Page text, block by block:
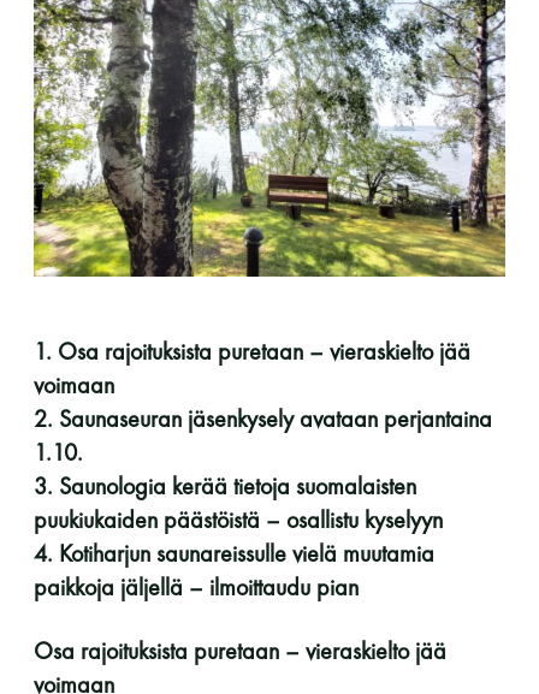
myös helatorstaina
-Naisten päivät ovat maanantai ja
torstai
-Miesten päivät tiistai, keskiviikko,
perjantai ja lauantai
-Kuukauden ensimmäinen lauantai on on
jaettu lauantai
Hinnasto
Vieras jäsenen seurassa
1. Osa rajoituksista puretaan – vieraskielto jää
voimaan
2. Saunaseuran jäsenkysely avataan perjantaina
1.10.
3. Saunologia kerää tietoja suomalaisten
puukiukaiden päästöistä – osallistu kyselyyn
4. Kotiharjun saunareissulle vielä muutamia
paikkoja jäljellä – ilmoittaudu pian
Osa rajoituksista puretaan – vieraskielto jää
voimaan